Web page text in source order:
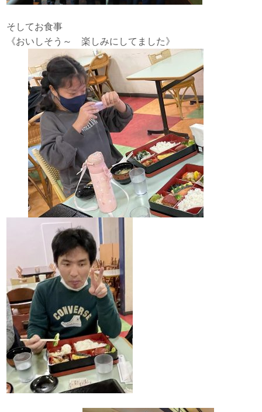
そしてお食事
《おいしそう～ 楽しみにしてました》